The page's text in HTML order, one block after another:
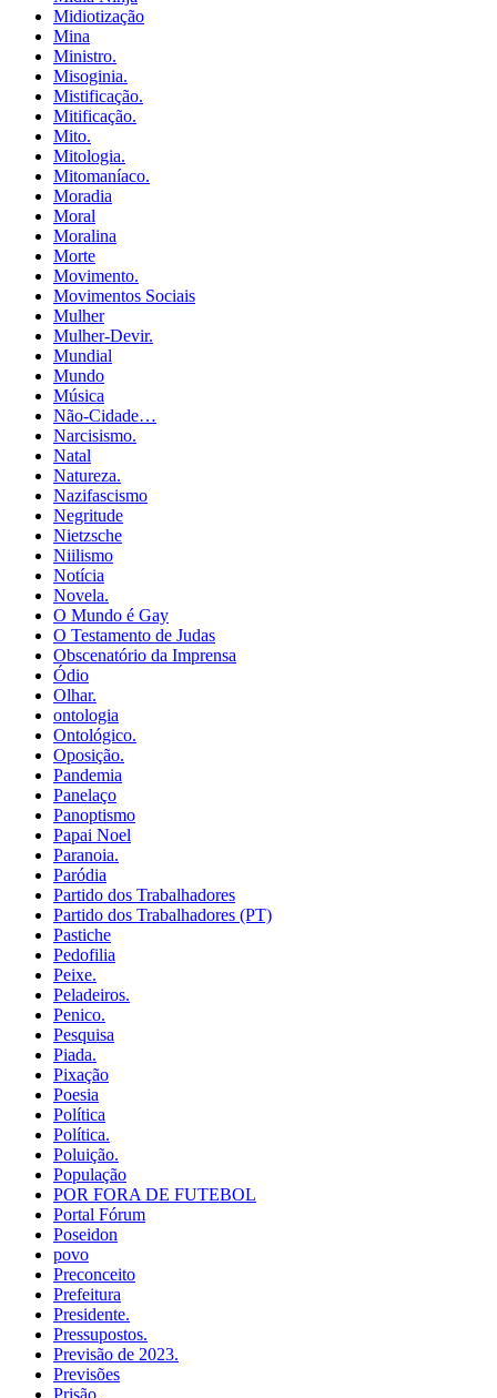
Midiotização
Mina
Ministro.
Misoginia.
Mistificação.
Mitificação.
Mito.
Mitologia.
Mitomaníaco.
Moradia
Moral
Moralina
Morte
Movimento.
Movimentos Sociais
Mulher
Mulher-Devir.
Mundial
Mundo
Música
Não-Cidade…
Narcisismo.
Natal
Natureza.
Nazifascismo
Negritude
Nietzsche
Niilismo
Notícia
Novela.
O Mundo é Gay
O Testamento de Judas
Obscenatório da Imprensa
Ódio
Olhar.
ontologia
Ontológico.
Oposição.
Pandemia
Panelaço
Panoptismo
Papai Noel
Paranoia.
Paródia
Partido dos Trabalhadores
Partido dos Trabalhadores (PT)
Pastiche
Pedofilia
Peixe.
Peladeiros.
Penico.
Pesquisa
Piada.
Pixação
Poesia
Política
Política.
Poluição.
População
POR FORA DE FUTEBOL
Portal Fórum
Poseidon
povo
Preconceito
Prefeitura
Presidente.
Pressupostos.
Previsão de 2023.
Previsões